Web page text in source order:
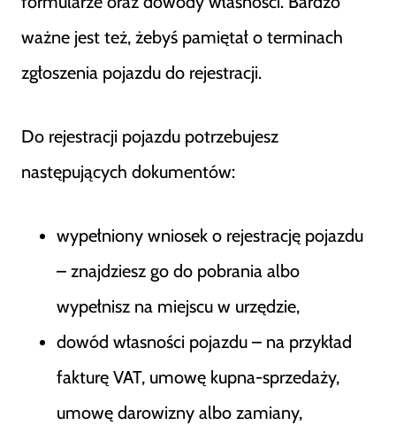
ważne jest też, żebyś pamiętał o terminach
zgłoszenia pojazdu do rejestracji.
Do rejestracji pojazdu potrzebujesz
następujących dokumentów:
wypełniony wniosek o rejestrację pojazdu
– znajdziesz go do pobrania albo
wypełnisz na miejscu w urzędzie,
dowód własności pojazdu – na przykład
fakturę VAT, umowę kupna-sprzedaży,
umowę darowizny albo zamiany,